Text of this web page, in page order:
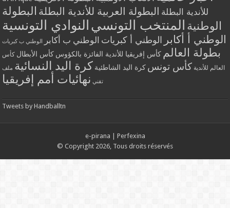
للأندية البطلة البطولة العربية للأندية البطلة البطولة
الوطنية المنتخب التونسي النوادي التونسية
الوطني أ أكابر الوطني أ كبريات الوطني ب أكابر الوطني ب كبريات
بطولة العالم كأس إفريقيا للأندية الفائزة بالكؤوس كأس الأبطال كأس
العالم للأندية كأس تونس كرة اليد الشاطئية كرة اليد النسائية ملف
تقني نهائيات أمم إفريقيا
Tweets by Handballtn
e-pirana
Perfexina
© Copyright 2026, Tous droits réservés